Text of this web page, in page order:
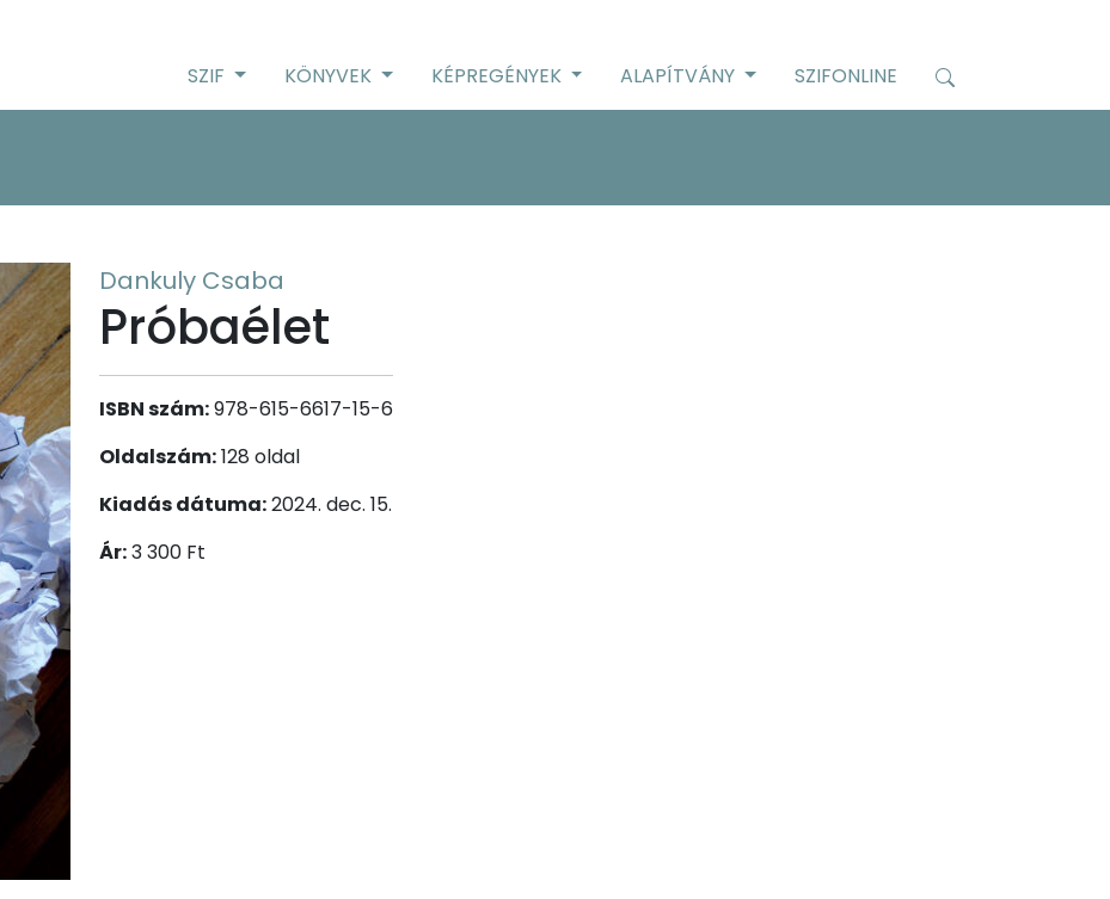
SZIF KÖNYVEK KÉPREGÉNYEK ALAPÍTVÁNY SZIFONLINE
Dankuly Csaba
Próbaélet
ISBN szám:978-615-6617-15-6
Oldalszám:128 oldal
Kiadás dátuma:2024. dec. 15.
Ár:3 300 Ft